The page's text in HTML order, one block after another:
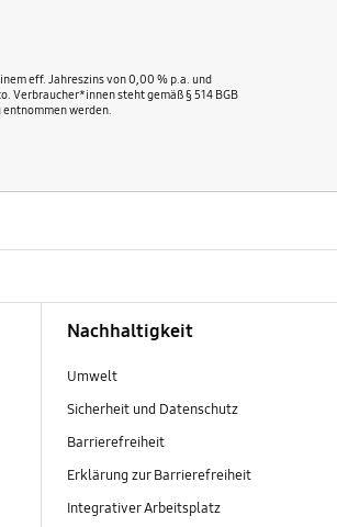
eff. Jahreszins von 0,00 % p.a. und
Verbraucher*innen steht gemäß § 514 BGB
werden.
Nachhaltigkeit
Umwelt
Sicherheit und Datenschutz
Barrierefreiheit
Erklärung zur Barrierefreiheit
Integrativer Arbeitsplatz